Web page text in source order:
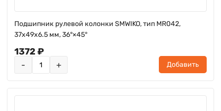
Подшипник рулевой колонки SMWIKO, тип MR042,
37x49x6.5 мм, 36°×45°
1372 ₽
- + Добавить